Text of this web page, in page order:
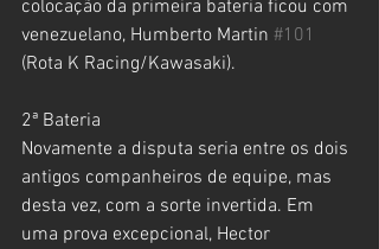
colocação da primeira bateria ficou com
venezuelano, Humberto Martin #101
(Rota K Racing/Kawasaki).
2ª Bateria
Novamente a disputa seria entre os dois
antigos companheiros de equipe, mas
desta vez, com a sorte invertida. Em
uma prova excepcional, Hector